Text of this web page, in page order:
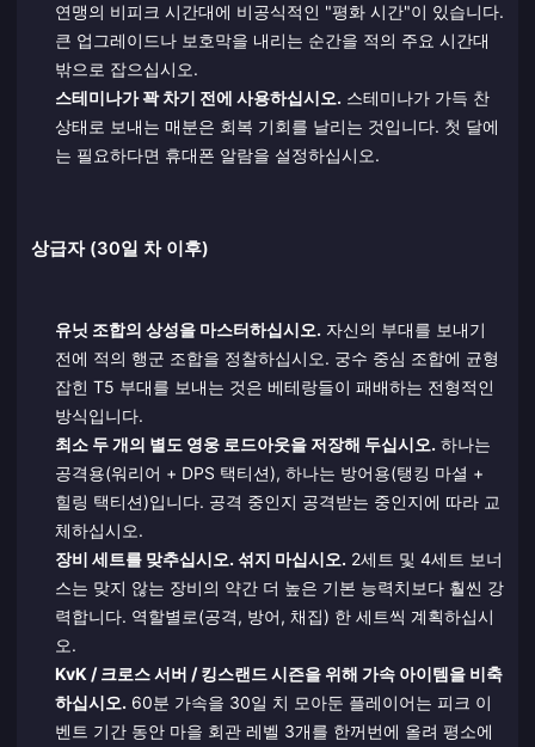
연맹의 비피크 시간대에 비공식적인 "평화 시간"이 있습니다.
큰 업그레이드나 보호막을 내리는 순간을 적의 주요 시간대
밖으로 잡으십시오.
스테미나가 꽉 차기 전에 사용하십시오. 스테미나가 가득 찬
상태로 보내는 매분은 회복 기회를 날리는 것입니다. 첫 달에
는 필요하다면 휴대폰 알람을 설정하십시오.
상급자 (30일 차 이후)
유닛 조합의 상성을 마스터하십시오. 자신의 부대를 보내기
전에 적의 행군 조합을 정찰하십시오. 궁수 중심 조합에 균형
잡힌 T5 부대를 보내는 것은 베테랑들이 패배하는 전형적인
방식입니다.
최소 두 개의 별도 영웅 로드아웃을 저장해 두십시오. 하나는
공격용(워리어 + DPS 택티션), 하나는 방어용(탱킹 마셜 +
힐링 택티션)입니다. 공격 중인지 공격받는 중인지에 따라 교
체하십시오.
장비 세트를 맞추십시오. 섞지 마십시오. 2세트 및 4세트 보너
스는 맞지 않는 장비의 약간 더 높은 기본 능력치보다 훨씬 강
력합니다. 역할별로(공격, 방어, 채집) 한 세트씩 계획하십시
오.
KvK / 크로스 서버 / 킹스랜드 시즌을 위해 가속 아이템을 비축
하십시오. 60분 가속을 30일 치 모아둔 플레이어는 피크 이
벤트 기간 동안 마을 회관 레벨 3개를 한꺼번에 올려 평소에